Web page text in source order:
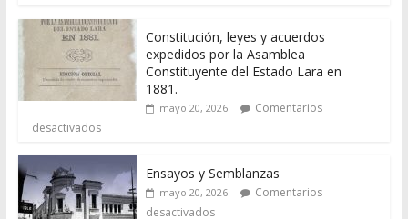
Constitución, leyes y acuerdos
expedidos por la Asamblea
Constituyente del Estado Lara en
1881.
mayo 20, 2026
Comentarios
desactivados
Ensayos y Semblanzas
mayo 20, 2026
Comentarios
desactivados